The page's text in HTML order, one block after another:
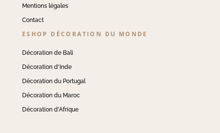
Mentions légales
Contact
ESHOP DÉCORATION DU MONDE
Décoration de Bali
Décoration d'Inde
Décoration du Portugal
Décoration du Maroc
Décoration d'Afrique